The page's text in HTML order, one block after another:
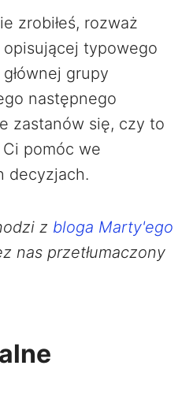
zrobiłeś, rozważ
typowego
grupy
następnego
zastanów się, czy to
pomóc we
decyzjach.
z bloga Marty'ego
nas przetłumaczony